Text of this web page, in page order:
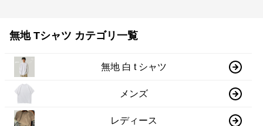
無地 Tシャツ カテゴリ一覧
無地 白 t シャツ
メンズ
レディース